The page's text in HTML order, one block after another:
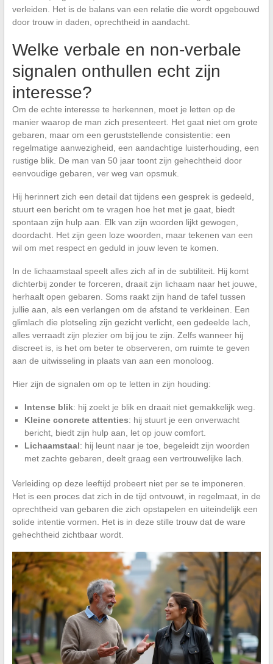
verleiden. Het is de balans van een relatie die wordt opgebouwd
door trouw in daden, oprechtheid in aandacht.
Welke verbale en non-verbale
signalen onthullen echt zijn
interesse?
Om de echte interesse te herkennen, moet je letten op de
manier waarop de man zich presenteert. Het gaat niet om grote
gebaren, maar om een geruststellende consistentie: een
regelmatige aanwezigheid, een aandachtige luisterhouding, een
rustige blik. De man van 50 jaar toont zijn gehechtheid door
eenvoudige gebaren, ver weg van opsmuk.
Hij herinnert zich een detail dat tijdens een gesprek is gedeeld,
stuurt een bericht om te vragen hoe het met je gaat, biedt
spontaan zijn hulp aan. Elk van zijn woorden lijkt gewogen,
doordacht. Het zijn geen loze woorden, maar tekenen van een
wil om met respect en geduld in jouw leven te komen.
In de lichaamstaal speelt alles zich af in de subtiliteit. Hij komt
dichterbij zonder te forceren, draait zijn lichaam naar het jouwe,
herhaalt open gebaren. Soms raakt zijn hand de tafel tussen
jullie aan, als een verlangen om de afstand te verkleinen. Een
glimlach die plotseling zijn gezicht verlicht, een gedeelde lach,
alles verraadt zijn plezier om bij jou te zijn. Zelfs wanneer hij
discreet is, is het om beter te observeren, om ruimte te geven
aan de uitwisseling in plaats van aan een monoloog.
Hier zijn de signalen om op te letten in zijn houding:
Intense blik: hij zoekt je blik en draait niet gemakkelijk weg.
Kleine concrete attenties: hij stuurt je een onverwacht
bericht, biedt zijn hulp aan, let op jouw comfort.
Lichaamstaal: hij leunt naar je toe, begeleidt zijn woorden
met zachte gebaren, deelt graag een vertrouwelijke lach.
Verleiding op deze leeftijd probeert niet per se te imponeren.
Het is een proces dat zich in de tijd ontvouwt, in regelmaat, in de
oprechtheid van gebaren die zich opstapelen en uiteindelijk een
solide intentie vormen. Het is in deze stille trouw dat de ware
gehechtheid zichtbaar wordt.